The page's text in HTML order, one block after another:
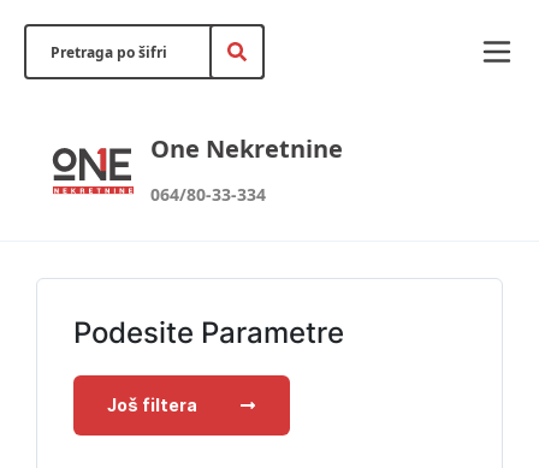
One Nekretnine
064/80-33-334
Podesite Parametre
Još filtera